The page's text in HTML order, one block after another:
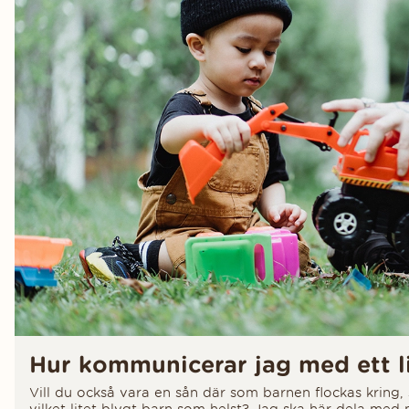
Hur kommunicerar jag med ett
Vill du också vara en sån där som barnen flockas